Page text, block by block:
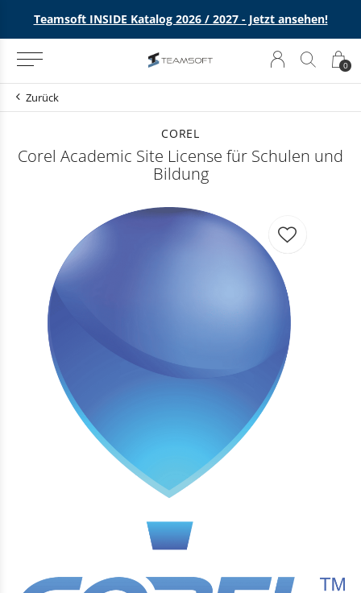
0
Teamsoft INSIDE Katalog 2026 / 2027 - Jetzt ansehen!
Zurück
COREL
Corel Academic Site License für Schulen und
Bildung